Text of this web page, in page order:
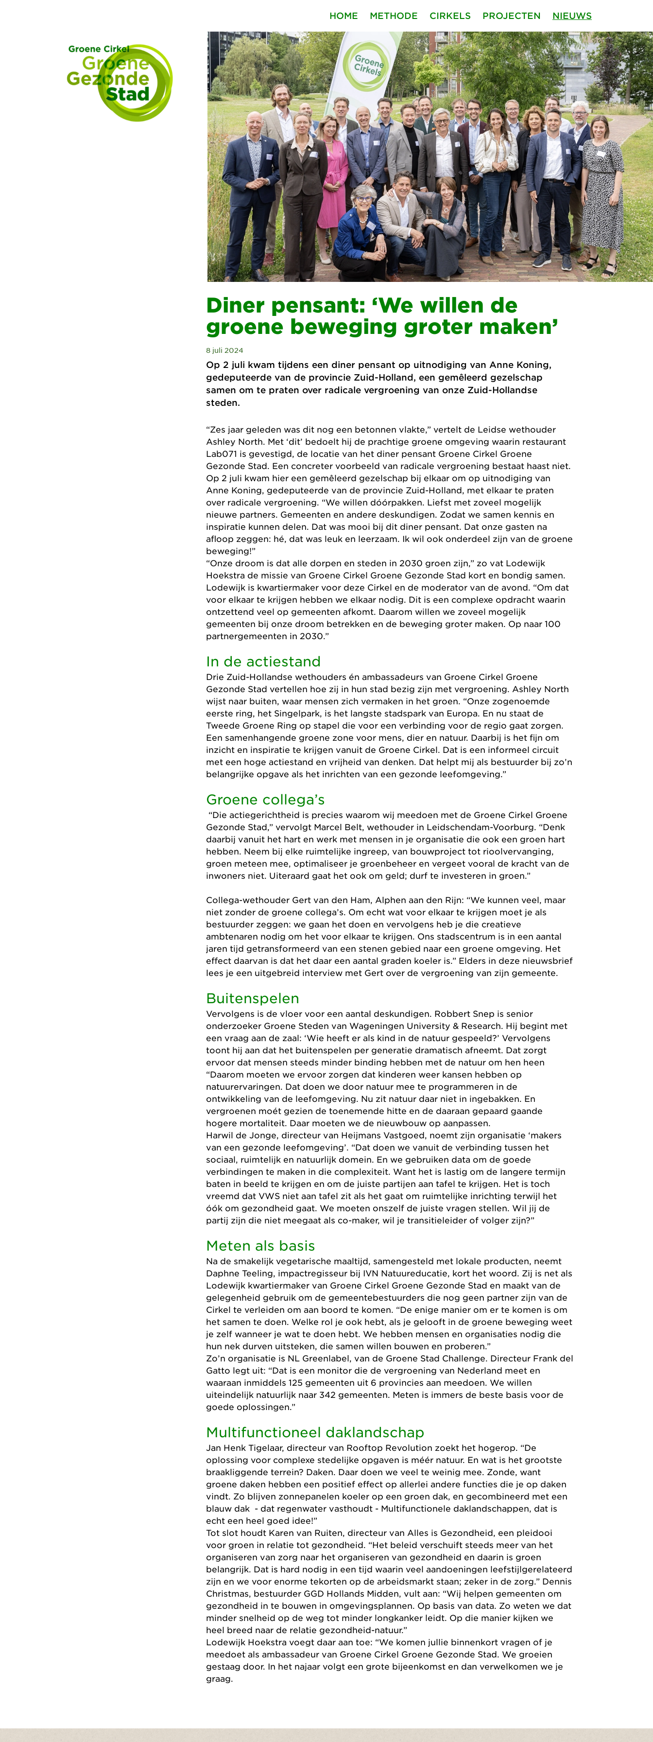
HOME METHODE CIRKELS PROJECTEN NIEUWS
Diner pensant: ‘We willen de
groene beweging groter maken’
8 juli 2024
Op 2 juli kwam tijdens een diner pensant op uitnodiging van Anne Koning,
gedeputeerde van de provincie Zuid-Holland, een gemêleerd gezelschap
samen om te praten over radicale vergroening van onze Zuid-Hollandse
steden.
“Zes jaar geleden was dit nog een betonnen vlakte,” vertelt de Leidse wethouder
Ashley North. Met ‘dit’ bedoelt hij de prachtige groene omgeving waarin restaurant
Lab071 is gevestigd, de locatie van het diner pensant Groene Cirkel Groene
Gezonde Stad. Een concreter voorbeeld van radicale vergroening bestaat haast niet.
Op 2 juli kwam hier een gemêleerd gezelschap bij elkaar om op uitnodiging van
Anne Koning, gedeputeerde van de provincie Zuid-Holland, met elkaar te praten
over radicale vergroening. “We willen dóórpakken. Liefst met zoveel mogelijk
nieuwe partners. Gemeenten en andere deskundigen. Zodat we samen kennis en
inspiratie kunnen delen. Dat was mooi bij dit diner pensant. Dat onze gasten na
afloop zeggen: hé, dat was leuk en leerzaam. Ik wil ook onderdeel zijn van de groene
beweging!”
“Onze droom is dat alle dorpen en steden in 2030 groen zijn,” zo vat Lodewijk
Hoekstra de missie van Groene Cirkel Groene Gezonde Stad kort en bondig samen.
Lodewijk is kwartiermaker voor deze Cirkel en de moderator van de avond. “Om dat
voor elkaar te krijgen hebben we elkaar nodig. Dit is een complexe opdracht waarin
ontzettend veel op gemeenten afkomt. Daarom willen we zoveel mogelijk
gemeenten bij onze droom betrekken en de beweging groter maken. Op naar 100
partnergemeenten in 2030.”
In de actiestand
Drie Zuid-Hollandse wethouders én ambassadeurs van Groene Cirkel Groene
Gezonde Stad vertellen hoe zij in hun stad bezig zijn met vergroening. Ashley North
wijst naar buiten, waar mensen zich vermaken in het groen. “Onze zogenoemde
eerste ring, het Singelpark, is het langste stadspark van Europa. En nu staat de
Tweede Groene Ring op stapel die voor een verbinding voor de regio gaat zorgen.
Een samenhangende groene zone voor mens, dier en natuur. Daarbij is het fijn om
inzicht en inspiratie te krijgen vanuit de Groene Cirkel. Dat is een informeel circuit
met een hoge actiestand en vrijheid van denken. Dat helpt mij als bestuurder bij zo’n
belangrijke opgave als het inrichten van een gezonde leefomgeving.”
Groene collega’s
“Die actiegerichtheid is precies waarom wij meedoen met de Groene Cirkel Groene
Gezonde Stad,” vervolgt Marcel Belt, wethouder in Leidschendam-Voorburg. “Denk
daarbij vanuit het hart en werk met mensen in je organisatie die ook een groen hart
hebben. Neem bij elke ruimtelijke ingreep, van bouwproject tot rioolvervanging,
groen meteen mee, optimaliseer je groenbeheer en vergeet vooral de kracht van de
inwoners niet. Uiteraard gaat het ook om geld; durf te investeren in groen.”
Collega-wethouder Gert van den Ham, Alphen aan den Rijn: “We kunnen veel, maar
niet zonder de groene collega’s. Om echt wat voor elkaar te krijgen moet je als
bestuurder zeggen: we gaan het doen en vervolgens heb je die creatieve
ambtenaren nodig om het voor elkaar te krijgen. Ons stadscentrum is in een aantal
jaren tijd getransformeerd van een stenen gebied naar een groene omgeving. Het
effect daarvan is dat het daar een aantal graden koeler is.” Elders in deze nieuwsbrief
lees je een uitgebreid interview met Gert over de vergroening van zijn gemeente.
Buitenspelen
Vervolgens is de vloer voor een aantal deskundigen. Robbert Snep is senior
onderzoeker Groene Steden van Wageningen University & Research. Hij begint met
een vraag aan de zaal: ‘Wie heeft er als kind in de natuur gespeeld?’ Vervolgens
toont hij aan dat het buitenspelen per generatie dramatisch afneemt. Dat zorgt
ervoor dat mensen steeds minder binding hebben met de natuur om hen heen
“Daarom moeten we ervoor zorgen dat kinderen weer kansen hebben op
natuurervaringen. Dat doen we door natuur mee te programmeren in de
ontwikkeling van de leefomgeving. Nu zit natuur daar niet in ingebakken. En
vergroenen moét gezien de toenemende hitte en de daaraan gepaard gaande
hogere mortaliteit. Daar moeten we de nieuwbouw op aanpassen.
Harwil de Jonge, directeur van Heijmans Vastgoed, noemt zijn organisatie ‘makers
van een gezonde leefomgeving’. “Dat doen we vanuit de verbinding tussen het
sociaal, ruimtelijk en natuurlijk domein. En we gebruiken data om de goede
verbindingen te maken in die complexiteit. Want het is lastig om de langere termijn
baten in beeld te krijgen en om de juiste partijen aan tafel te krijgen. Het is toch
vreemd dat VWS niet aan tafel zit als het gaat om ruimtelijke inrichting terwijl het
óók om gezondheid gaat. We moeten onszelf de juiste vragen stellen. Wil jij de
partij zijn die niet meegaat als co-maker, wil je transitieleider of volger zijn?”
Meten als basis
Na de smakelijk vegetarische maaltijd, samengesteld met lokale producten, neemt
Daphne Teeling, impactregisseur bij IVN Natuureducatie, kort het woord. Zij is net als
Lodewijk kwartiermaker van Groene Cirkel Groene Gezonde Stad en maakt van de
gelegenheid gebruik om de gemeentebestuurders die nog geen partner zijn van de
Cirkel te verleiden om aan boord te komen. “De enige manier om er te komen is om
het samen te doen. Welke rol je ook hebt, als je gelooft in de groene beweging weet
je zelf wanneer je wat te doen hebt. We hebben mensen en organisaties nodig die
hun nek durven uitsteken, die samen willen bouwen en proberen.”
Zo’n organisatie is NL Greenlabel, van de Groene Stad Challenge. Directeur Frank del
Gatto legt uit: “Dat is een monitor die de vergroening van Nederland meet en
waaraan inmiddels 125 gemeenten uit 6 provincies aan meedoen. We willen
uiteindelijk natuurlijk naar 342 gemeenten. Meten is immers de beste basis voor de
goede oplossingen.”
Multifunctioneel daklandschap
Jan Henk Tigelaar, directeur van Rooftop Revolution zoekt het hogerop. “De
oplossing voor complexe stedelijke opgaven is méér natuur. En wat is het grootste
braakliggende terrein? Daken. Daar doen we veel te weinig mee. Zonde, want
groene daken hebben een positief effect op allerlei andere functies die je op daken
vindt. Zo blijven zonnepanelen koeler op een groen dak, en gecombineerd met een
blauw dak - dat regenwater vasthoudt - Multifunctionele daklandschappen, dat is
echt een heel goed idee!”
Tot slot houdt Karen van Ruiten, directeur van Alles is Gezondheid, een pleidooi
voor groen in relatie tot gezondheid. “Het beleid verschuift steeds meer van het
organiseren van zorg naar het organiseren van gezondheid en daarin is groen
belangrijk. Dat is hard nodig in een tijd waarin veel aandoeningen leefstijlgerelateerd
zijn en we voor enorme tekorten op de arbeidsmarkt staan; zeker in de zorg.” Dennis
Christmas, bestuurder GGD Hollands Midden, vult aan: “Wij helpen gemeenten om
gezondheid in te bouwen in omgevingsplannen. Op basis van data. Zo weten we dat
minder snelheid op de weg tot minder longkanker leidt. Op die manier kijken we
heel breed naar de relatie gezondheid-natuur.”
Lodewijk Hoekstra voegt daar aan toe: “We komen jullie binnenkort vragen of je
meedoet als ambassadeur van Groene Cirkel Groene Gezonde Stad. We groeien
gestaag door. In het najaar volgt een grote bijeenkomst en dan verwelkomen we je
graag.